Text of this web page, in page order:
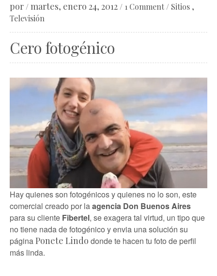
por /martes, enero 24, 2012 / 1 Comment / Sitios ,
Televisión
Cero fotogénico
Hay quienes son fotogénicos y quienes no lo son, este
comercial creado por laagencia Don Buenos Aires
para su cliente Fibertel, se exagera tal virtud, un tipo que
no tiene nada de fotogénico y envia una solución su
páginaPonete Lindo donde te hacen tu foto de perfil
más linda.